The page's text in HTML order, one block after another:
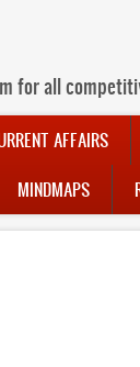
for all
AFFAIRS
MINDMAPS